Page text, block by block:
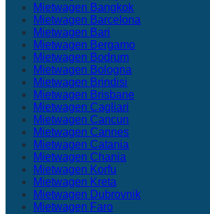
Mietwagen Bangkok
Mietwagen Barcelona
Mietwagen Bari
Mietwagen Bergamo
Mietwagen Bodrum
Mietwagen Bologna
Mietwagen Brindisi
Mietwagen Brisbane
Mietwagen Cagliari
Mietwagen Cancun
Mietwagen Cannes
Mietwagen Catania
Mietwagen Chania
Mietwagen Korfu
Mietwagen Kreta
Mietwagen Dubrovnik
Mietwagen Faro